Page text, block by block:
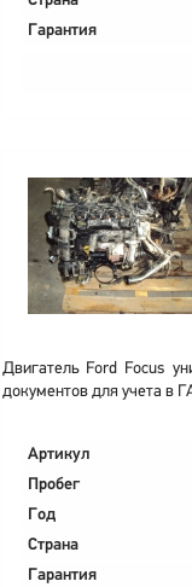
Гарантия
Двигатель Ford Focus
документов для учета в
Артикул
Пробег
Год
Страна
Гарантия